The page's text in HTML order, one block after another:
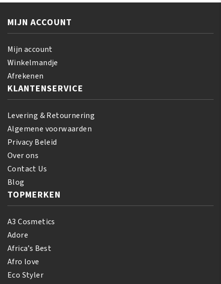
MIJN ACCOUNT
Mijn account
Winkelmandje
Afrekenen
KLANTENSERVICE
Levering & Retournering
Algemene voorwaarden
Privacy Beleid
Over ons
Contact Us
Blog
TOPMERKEN
A3 Cosmetics
Adore
Africa’s Best
Afro love
Eco Styler